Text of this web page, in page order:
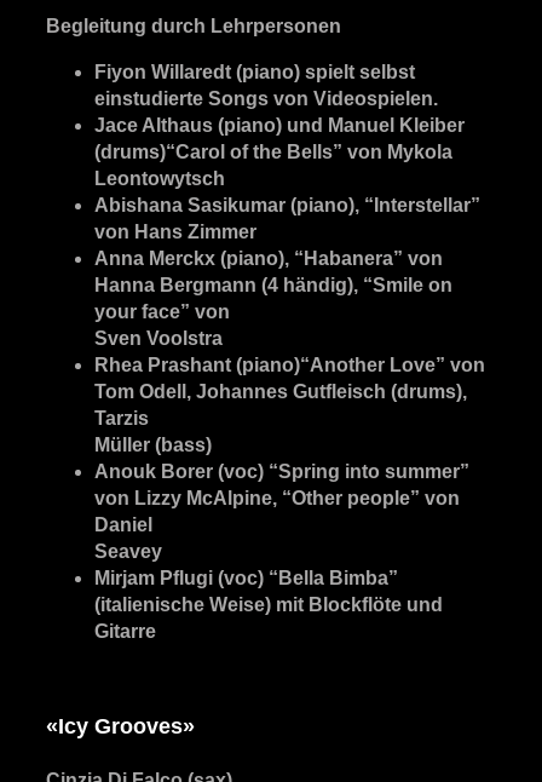
Begleitung durch Lehrpersonen
Fiyon Willaredt (piano) spielt selbst
einstudierte Songs von Videospielen.
Jace Althaus (piano) und Manuel Kleiber
(drums)“Carol of the Bells” von Mykola
Leontowytsch
Abishana Sasikumar (piano), “Interstellar”
von Hans Zimmer
Anna Merckx (piano), “Habanera” von
Hanna Bergmann (4 händig), “Smile on
your face” von
Sven Voolstra
Rhea Prashant (piano)“Another Love” von
Tom Odell, Johannes Gutfleisch (drums),
Tarzis
Müller (bass)
Anouk Borer (voc) “Spring into summer”
von Lizzy McAlpine, “Other people” von
Daniel
Seavey
Mirjam Pflugi (voc) “Bella Bimba”
(italienische Weise) mit Blockflöte und
Gitarre
«Icy Grooves»